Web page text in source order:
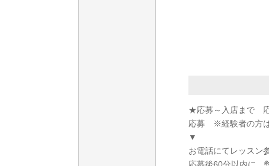
★応募～入店まで 応
応募 ※経験者の方は
▼
お電話にてレッスン